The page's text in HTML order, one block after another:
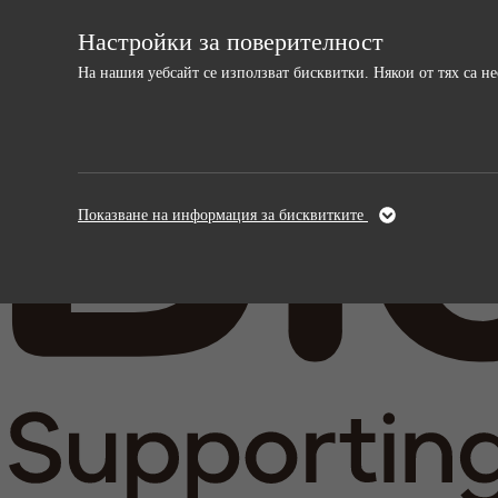
Настройки за поверителност
На нашия уебсайт се използват бисквитки. Някои от тях са
Необходими
Тези бисквитки са необходими за
Доставчици sgalinski
Време на
Време на
Показване на информация за бисквитките